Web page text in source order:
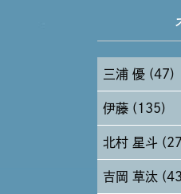
2024年9月
2024年8月
2024年7月
2024年6月
2024年5月
2024年4月
三浦 優 (47)
伊藤 (135)
北村 星斗
吉岡 草汰